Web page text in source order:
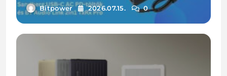
ÉS LAPTOPTÖLTŐIT
Bitpower 2026.07.15. 0